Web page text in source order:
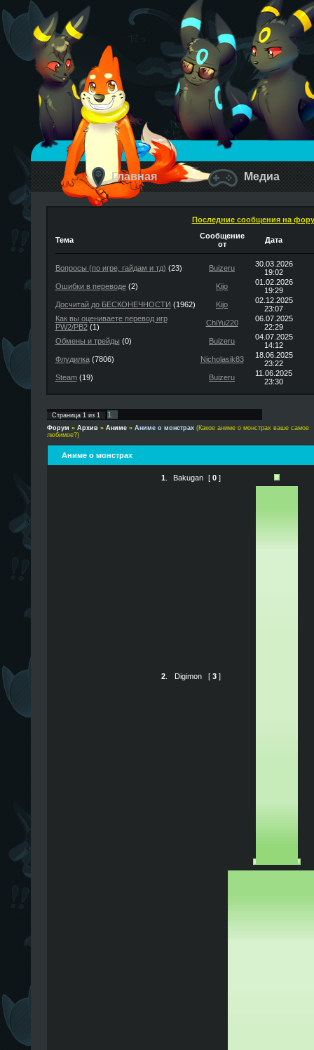
Главная Медиа
Последние сообщения на
Тема
Сообщение
от
Дата
Вопросы (по игре, гайдам и тд) (23) Buizeru
30.03.2026
19:02
Ошибки в переводе(2) Kijo
01.02.2026
19:29
Досчитай до БЕСКОНЕЧНОСТИ (1962) Kijo
02.12.2025
23:07
Как вы оцениваете перевод игр
PW2/PB2(1) ChiYu220
06.07.2025
22:29
Обмены и трейды (0) Buizeru
04.07.2025
14:12
Флудилка(7806) Nicholasik83
18.06.2025
23:22
Steam(19) Buizeru
11.06.2025
23:30
Страница 1из 1 1
Форум » Архив » Аниме » Аниме о монстрах (Какое аниме о монстрах ваше самое
любимое?)
Аниме о монстрах
1 Bakugan [ 0 ]
2 Digimon [ 3 ]